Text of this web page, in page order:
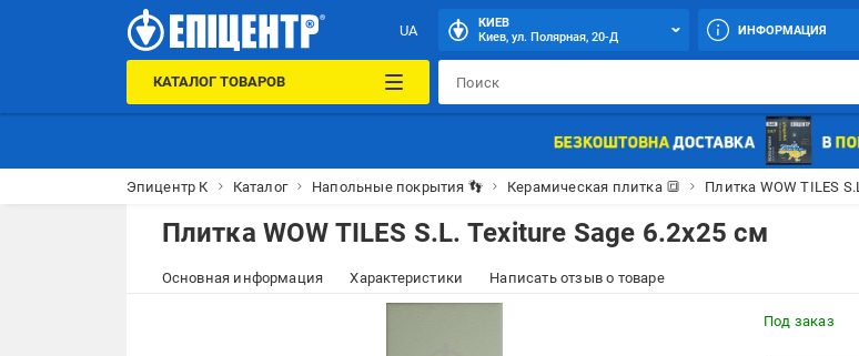
UA
КИЕВ
Киев, ул. Полярная, 20-Д
ИНФОРМАЦИЯ
КАТАЛОГ ТОВАРОВ
Эпицентр К Каталог Напольные покрытия 👣 Керамическая плитка 🔳 Плитка WOW TILES
Плитка WOW TILES S.L. Texiture Sage 6.2x25 см
Основная информация Характеристики Написать отзыв о товаре
Под заказ